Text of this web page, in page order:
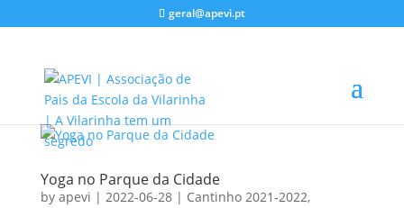
geral@apevi.pt
Yoga no Parque da Cidade
by apevi | 2022-06-28| Cantinho 2021-2022,